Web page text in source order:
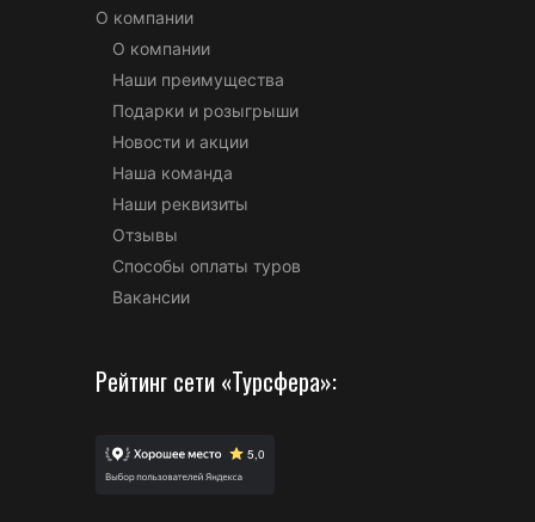
О компании
О компании
Наши преимущества
Подарки и розыгрыши
Новости и акции
Наша команда
Наши реквизиты
Отзывы
Способы оплаты туров
Вакансии
Рейтинг сети «Турсфера»: